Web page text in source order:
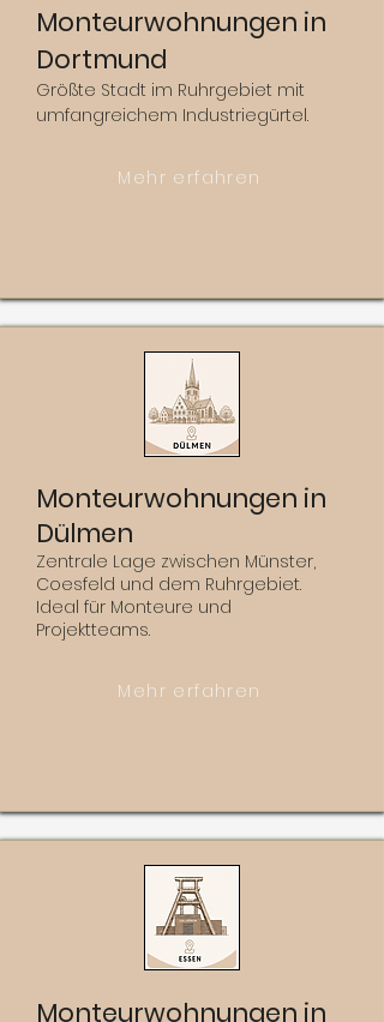
Monteurwohnungen in
Dortmund
Größte Stadt im Ruhrgebiet mit
umfangreichem Industriegürtel.
Mehr erfahren
Monteurwohnungen in
Dülmen
Zentrale Lage zwischen Münster,
Coesfeld und dem Ruhrgebiet.
Ideal für Monteure und
Projektteams.
Mehr erfahren
Monteurwohnungen in